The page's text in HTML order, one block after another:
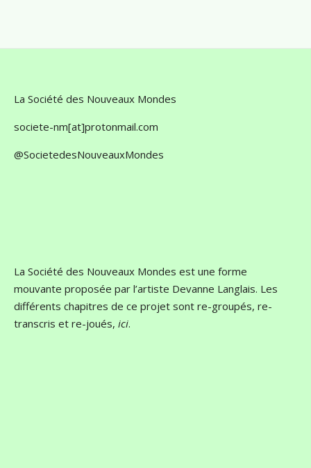
La Société des Nouveaux Mondes
societe-nm[at]protonmail.com
@SocietedesNouveauxMondes
La Société des Nouveaux Mondes est une forme
mouvante proposée par l’artiste Devanne Langlais. Les
différents chapitres de ce projet sont re-groupés, re-
transcris et re-joués, ici.